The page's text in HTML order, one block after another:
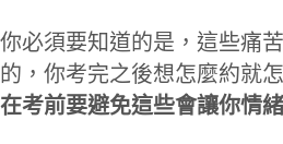
你必須要知道的是，這些痛
的，你考完之後想怎麼約就
在考前要避免這些會讓你情